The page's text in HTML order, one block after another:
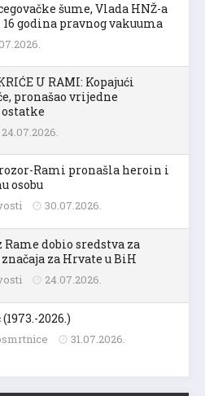
šume, Vlada HNŽ-a
godina pravnog vakuuma
U RAMI: Kopajući
pronašao vrijedne
24.07.2026.
Rami pronašla heroin i
osobu
30.07.2026.
Rame dobio sredstva za
za Hrvate u BiH
24.07.2026.
2026.)
31.07.2026.